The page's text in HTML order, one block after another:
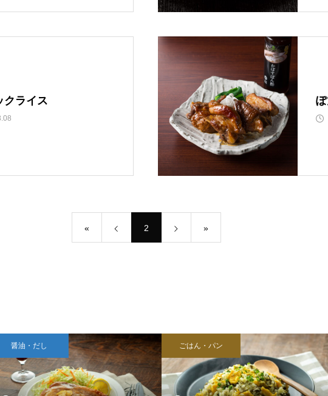
クライス
« 2 »
醤油・だし ごはん・パン